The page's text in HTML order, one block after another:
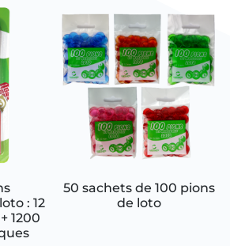
: 12
1200
50 sachets de 100 pions
de loto